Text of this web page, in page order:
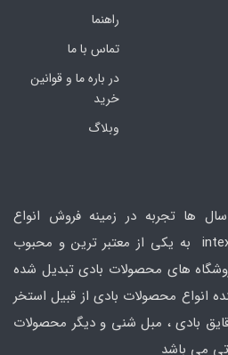
راهنما
تماس با ما
در باره ما و قوانین
خرید
وبلاگ
ها تجربه در زمینه فروش انواع
محصولات بادی intex , bestway به یکی از معتبر ترین و محبوب
های محصولات بادی تبدیل شده
انواع محصولات بادی از قبیل استخر
بادی ، مبل شنی و دیگر محصولات
می باشد